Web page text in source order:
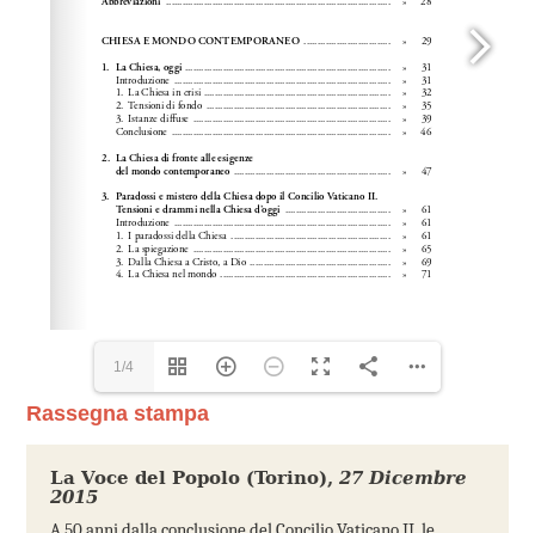
1/4
Rassegna stampa
La Voce del Popolo (Torino), 27 Dicembre
2015